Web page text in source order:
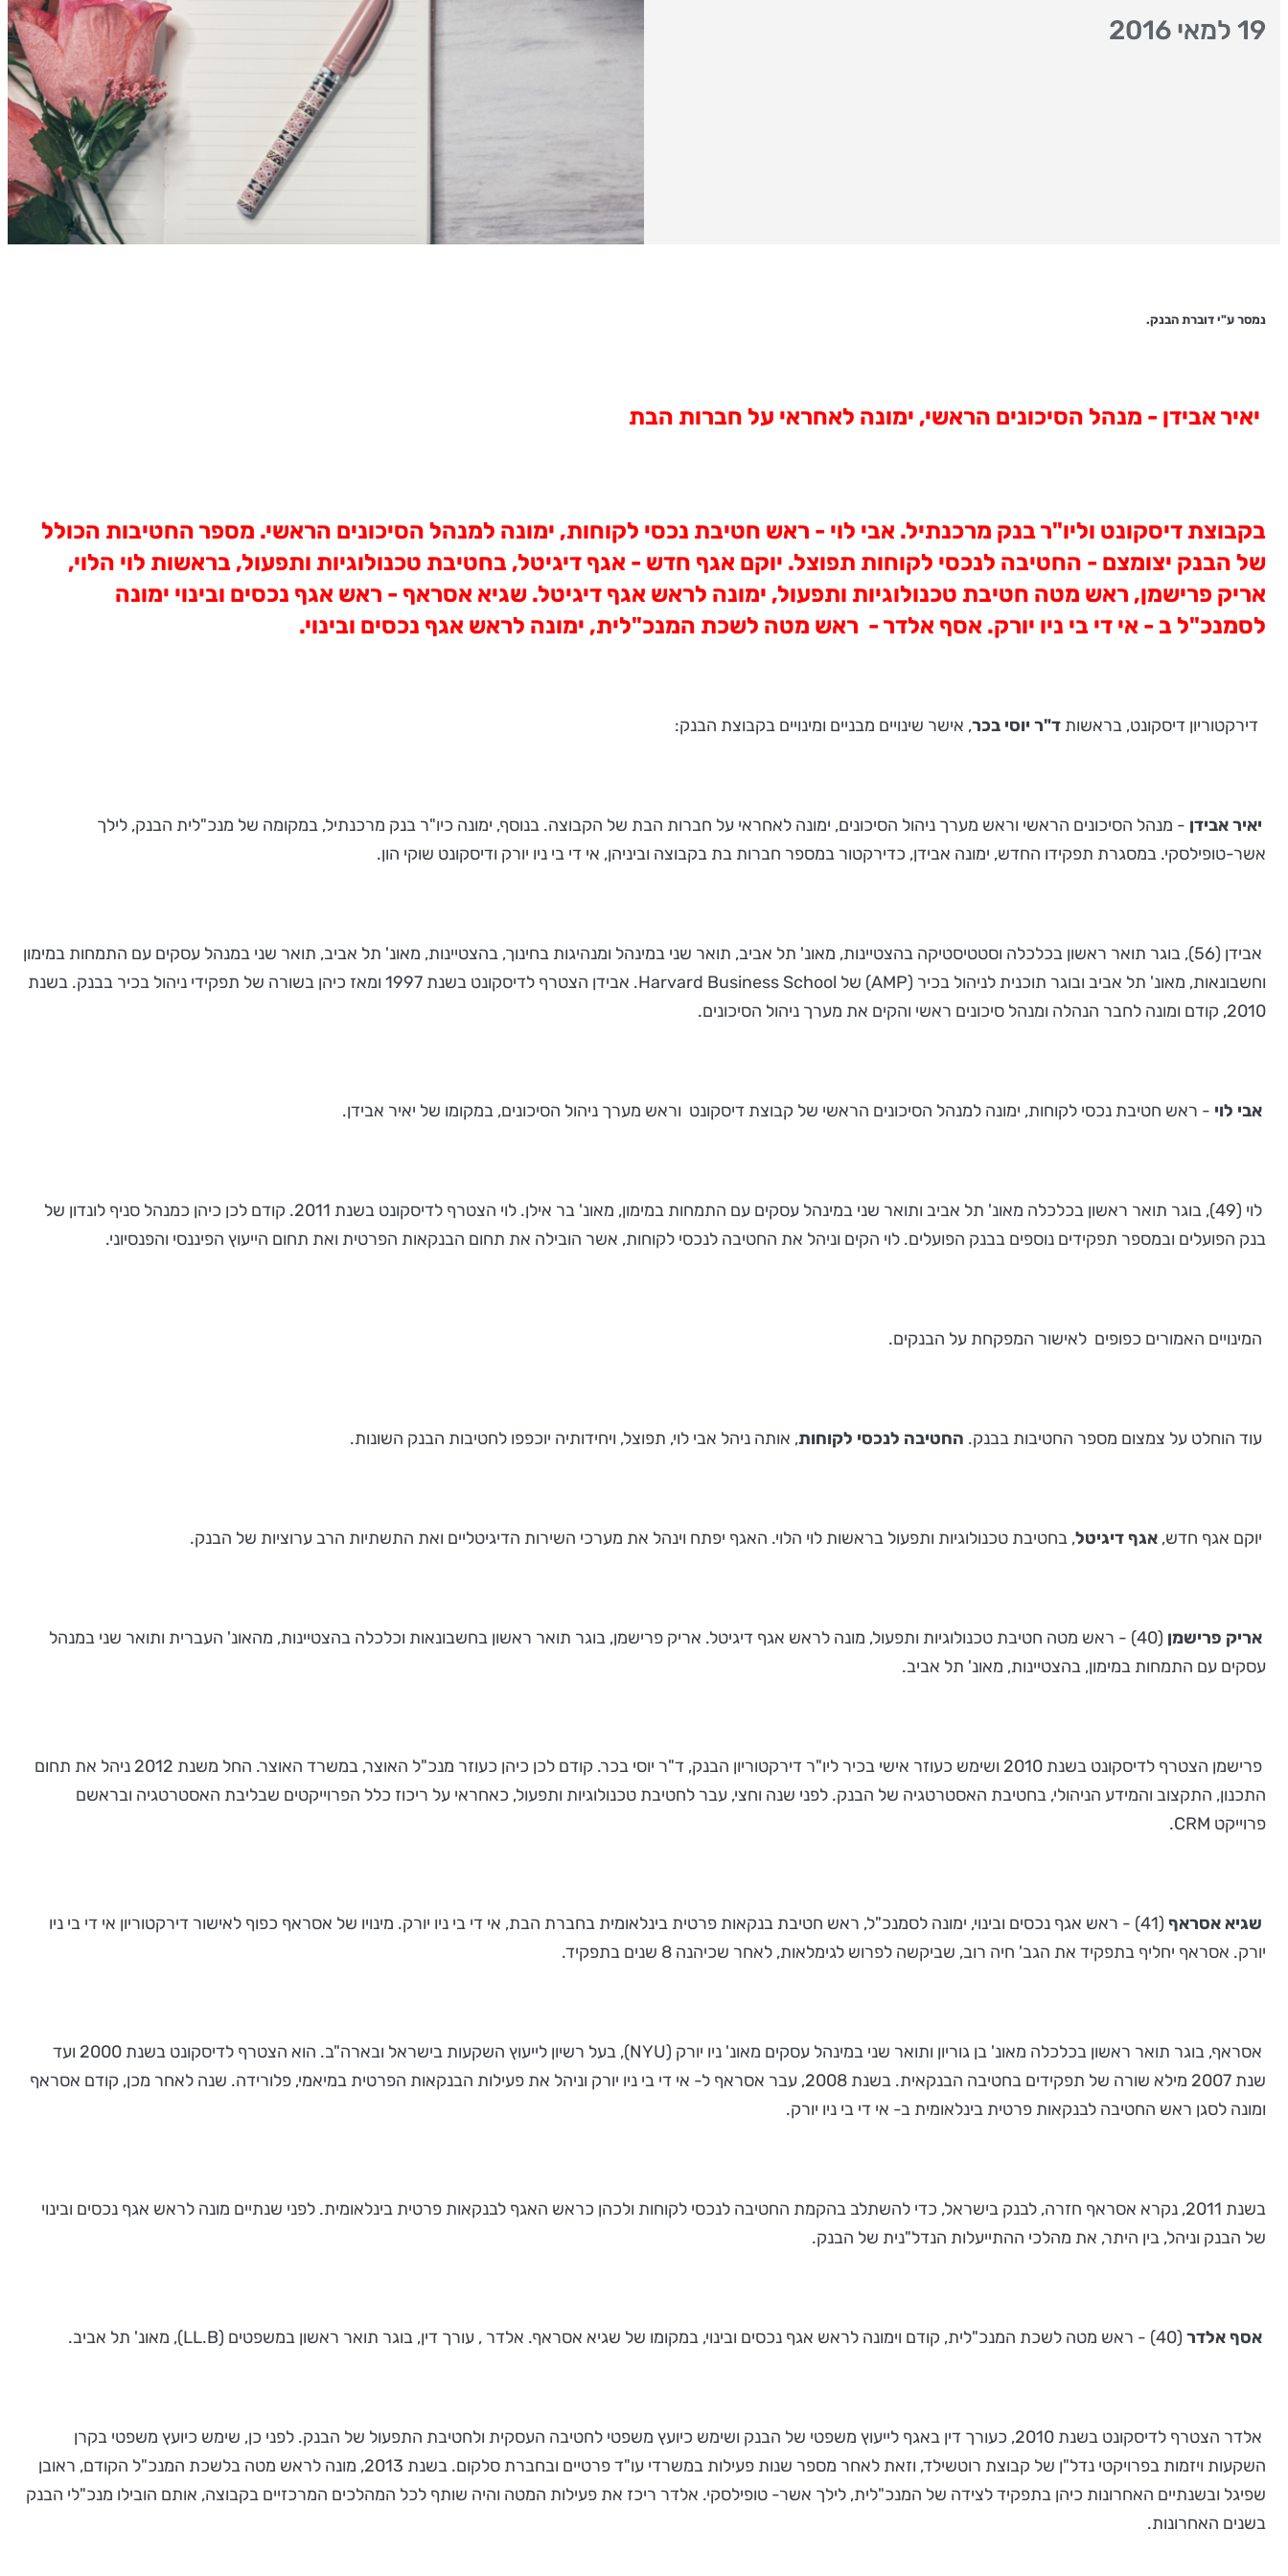
19 למאי 2016
נמסר ע"י דוברת הבנק.
יאיר אבידן - מנהל הסיכונים הראשי, ימונה לאחראי על חברות הבת
בקבוצת דיסקונט וליו"ר בנק מרכנתיל. אבי לוי - ראש חטיבת נכסי לקוחות, ימונה למנהל הסיכונים הראשי. מספר החטיבות הכולל
של הבנק יצומצם - החטיבה לנכסי לקוחות תפוצל. יוקם אגף חדש - אגף דיגיטל, בחטיבת טכנולוגיות ותפעול, בראשות לוי הלוי,
אריק פרישמן, ראש מטה חטיבת טכנולוגיות ותפעול, ימונה לראש אגף דיגיטל. שגיא אסראף - ראש אגף נכסים ובינוי ימונה
לסמנכ"ל ב - אי די בי ניו יורק. אסף אלדר - ראש מטה לשכת המנכ"לית, ימונה לראש אגף נכסים ובינוי.
דירקטוריון דיסקונט, בראשות ד"ר יוסי בכר, אישר שינויים מבניים ומינויים בקבוצת הבנק:
יאיר אבידן - מנהל הסיכונים הראשי וראש מערך ניהול הסיכונים, ימונה לאחראי על חברות הבת של הקבוצה. בנוסף, ימונה כיו"ר בנק מרכנתיל, במקומה של מנכ"לית הבנק, לילך
אשר-טופילסקי. במסגרת תפקידו החדש, ימונה אבידן, כדירקטור במספר חברות בת בקבוצה וביניהן, אי די בי ניו יורק ודיסקונט שוקי הון.
אבידן (56), בוגר תואר ראשון בכלכלה וסטטיסטיקה בהצטיינות, מאונ' תל אביב, תואר שני במינהל ומנהיגות בחינוך, בהצטיינות, מאונ' תל אביב, תואר שני במנהל עסקים עם התמחות במימון
וחשבונאות, מאונ' תל אביב ובוגר תוכנית לניהול בכיר (AMP) של Harvard Business School. אבידן הצטרף לדיסקונט בשנת 1997 ומאז כיהן בשורה של תפקידי ניהול בכיר בבנק. בשנת
2010, קודם ומונה לחבר הנהלה ומנהל סיכונים ראשי והקים את מערך ניהול הסיכונים.
אבי לוי - ראש חטיבת נכסי לקוחות, ימונה למנהל הסיכונים הראשי של קבוצת דיסקונט וראש מערך ניהול הסיכונים, במקומו של יאיר אבידן.
לוי (49), בוגר תואר ראשון בכלכלה מאונ' תל אביב ותואר שני במינהל עסקים עם התמחות במימון, מאונ' בר אילן. לוי הצטרף לדיסקונט בשנת 2011. קודם לכן כיהן כמנהל סניף לונדון של
בנק הפועלים ובמספר תפקידים נוספים בבנק הפועלים. לוי הקים וניהל את החטיבה לנכסי לקוחות, אשר הובילה את תחום הבנקאות הפרטית ואת תחום הייעוץ הפיננסי והפנסיוני.
המינויים האמורים כפופים לאישור המפקחת על הבנקים.
עוד הוחלט על צמצום מספר החטיבות בבנק. החטיבה לנכסי לקוחות, אותה ניהל אבי לוי, תפוצל, ויחידותיה יוכפפו לחטיבות הבנק השונות.
יוקם אגף חדש, אגף דיגיטל, בחטיבת טכנולוגיות ותפעול בראשות לוי הלוי. האגף יפתח וינהל את מערכי השירות הדיגיטליים ואת התשתיות הרב ערוציות של הבנק.
אריק פרישמן
(40) - ראש מטה חטיבת טכנולוגיות ותפעול, מונה לראש אגף דיגיטל. אריק פרישמן, בוגר תואר ראשון בחשבונאות וכלכלה בהצטיינות, מהאונ' העברית ותואר שני במנהל
עסקים עם התמחות במימון, בהצטיינות, מאונ' תל אביב.
פרישמן הצטרף לדיסקונט בשנת 2010 ושימש כעוזר אישי בכיר ליו"ר דירקטוריון הבנק, ד"ר יוסי בכר. קודם לכן כיהן כעוזר מנכ"ל האוצר, במשרד האוצר. החל משנת 2012 ניהל את תחום
התכנון, התקצוב והמידע הניהולי, בחטיבת האסטרטגיה של הבנק. לפני שנה וחצי, עבר לחטיבת טכנולוגיות ותפעול, כאחראי על ריכוז כלל הפרוייקטים שבליבת האסטרטגיה ובראשם
פרוייקט CRM.
שגיא אסראף
(41) - ראש אגף נכסים ובינוי, ימונה לסמנכ"ל, ראש חטיבת בנקאות פרטית בינלאומית בחברת הבת, אי די בי ניו יורק. מינויו של אסראף כפוף לאישור דירקטוריון אי די בי ניו
יורק. אסראף יחליף בתפקיד את הגב' חיה רוב, שביקשה לפרוש לגימלאות, לאחר שכיהנה 8 שנים בתפקיד.
אסראף, בוגר תואר ראשון בכלכלה מאונ' בן גוריון ותואר שני במינהל עסקים מאונ' ניו יורק (NYU), בעל רשיון לייעוץ השקעות בישראל ובארה"ב. הוא הצטרף לדיסקונט בשנת 2000 ועד
שנת 2007 מילא שורה של תפקידים בחטיבה הבנקאית. בשנת 2008, עבר אסראף ל- אי די בי ניו יורק וניהל את פעילות הבנקאות הפרטית במיאמי, פלורידה. שנה לאחר מכן, קודם אסראף
ומונה לסגן ראש החטיבה לבנקאות פרטית בינלאומית ב- אי די בי ניו יורק.
בשנת 2011, נקרא אסראף חזרה, לבנק בישראל, כדי להשתלב בהקמת החטיבה לנכסי לקוחות ולכהן כראש האגף לבנקאות פרטית בינלאומית. לפני שנתיים מונה לראש אגף נכסים ובינוי
של הבנק וניהל, בין היתר, את מהלכי ההתייעלות הנדל"נית של הבנק.
אסף אלדר (40) - ראש מטה לשכת המנכ"לית, קודם וימונה לראש אגף נכסים ובינוי, במקומו של שגיא אסראף. אלדר , עורך דין, בוגר תואר ראשון במשפטים (LL.B), מאונ' תל אביב.
אלדר הצטרף לדיסקונט בשנת 2010, כעורך דין באגף לייעוץ משפטי של הבנק ושימש כיועץ משפטי לחטיבה העסקית ולחטיבת התפעול של הבנק. לפני כן, שימש כיועץ משפטי בקרן
השקעות ויזמות בפרויקטי נדל"ן של קבוצת רוטשילד, וזאת לאחר מספר שנות פעילות במשרדי עו"ד פרטיים ובחברת סלקום. בשנת 2013, מונה לראש מטה בלשכת המנכ"ל הקודם, ראובן
שפיגל ובשנתיים האחרונות כיהן בתפקיד לצידה של המנכ"לית, לילך אשר- טופילסקי. אלדר ריכז את פעילות המטה והיה שותף לכל המהלכים המרכזיים בקבוצה, אותם הובילו מנכ"לי הבנק
בשנים האחרונות.